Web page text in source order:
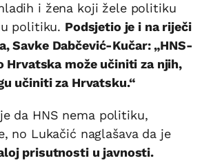
i žena koji žele politiku
politiku. Podsjetio je i na riječi
Savke Dabčević-Kučar: „HNS-
Hrvatska može učiniti za njih,
učiniti za Hrvatsku.“
da HNS nema politiku,
no Lukačić naglašava da je
prisutnosti u javnosti.